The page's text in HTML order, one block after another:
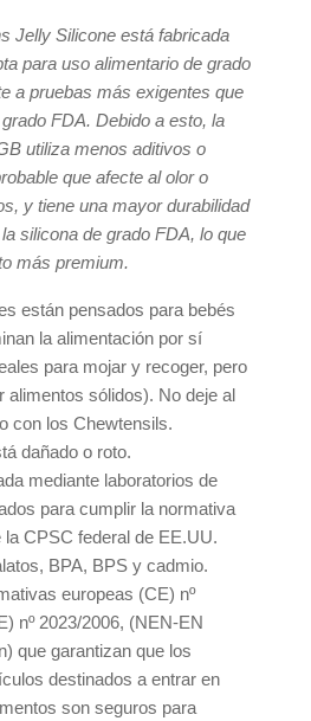
Jelly Silicone está fabricada
para uso alimentario de grado
a pruebas más exigentes que
FDA. Debido a esto, la
utiliza menos aditivos o
que afecte al olor o
y tiene una mayor durabilidad
silicona de grado FDA, lo que
más premium.
están pensados para bebés
la alimentación por sí
para mojar y recoger, pero
alimentos sólidos). No deje al
con los Chewtensils.
dañado o roto.
mediante laboratorios de
para cumplir la normativa
la CPSC federal de EE.UU.
BPA, BPS y cadmio.
europeas (CE) nº
nº 2023/2006, (NEN-EN
que garantizan que los
destinados a entrar en
son seguros para